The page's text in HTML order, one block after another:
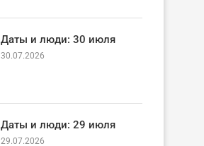
Даты и люди: 30 июля
30.07.2026
Даты и люди: 29 июля
29.07.2026